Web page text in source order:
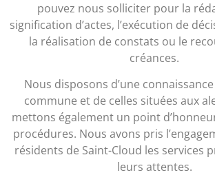
pouvez nous solliciter pour la
signification d’actes, l’exécution de
la réalisation de constats ou le
créances.
Nous disposons d’une
commune et de celles situées aux
mettons également un point
procédures. Nous avons pris
résidents de Saint-Cloud les services
leurs attentes.